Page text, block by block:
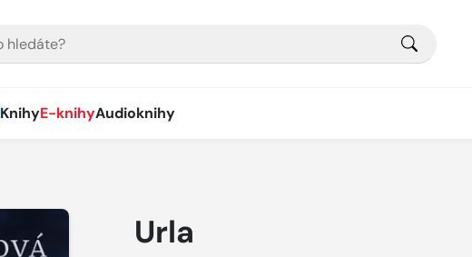
KnihyE-knihyAudioknihy
Urla